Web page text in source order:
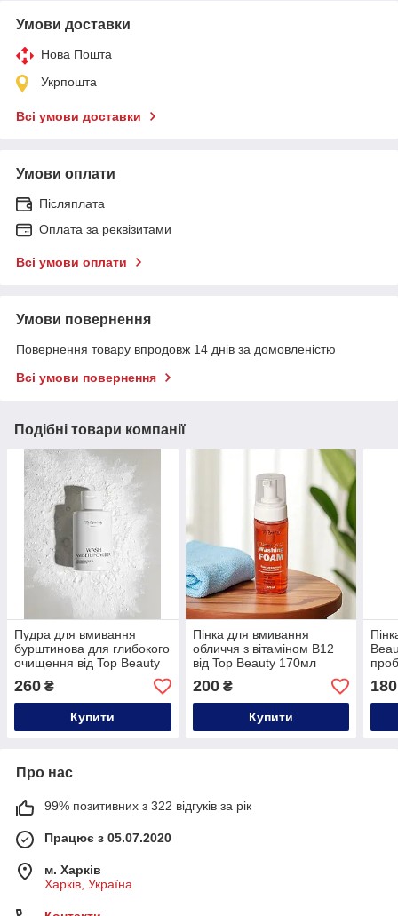
Умови доставки
Нова Пошта
Укрпошта
Всі умови доставки
Умови оплати
Післяплата
Оплата за реквізитами
Всі умови оплати
Умови повернення
Повернення товару впродовж 14 днів за домовленістю
Всі умови повернення
Подібні товари компанії
Пудра для вмивання
бурштинова для глибокого
очищення від Top Beauty
100 мл
260 ₴
Купити
Пінка для вмивання
обличчя з вітаміном В12
від Top Beauty 170мл
200₴
Купити
180
Про нас
99% позитивних з 322 відгуків за рік
Працює з 05.07.2020
м. Харків
Харків, Україна